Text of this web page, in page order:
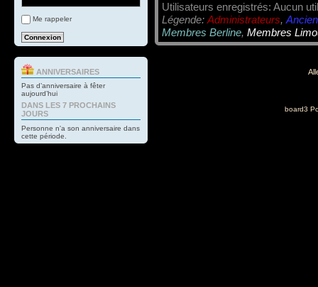
Me rappeler
ANNIVERSAIRES
Pas d’anniversaire à fêter
aujourd’hui
DANS LES 7 PROCHAINS
JOURS
Personne n'a son anniversaire dans
cette période.
Utilisateurs enregistrés: Aucun
Légende: Administrateurs,
Membres Berline, Membres
board3